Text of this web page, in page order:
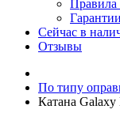
Правила
Гарантии
Сейчас в
Отзывы
По типу
Катана Galaxy